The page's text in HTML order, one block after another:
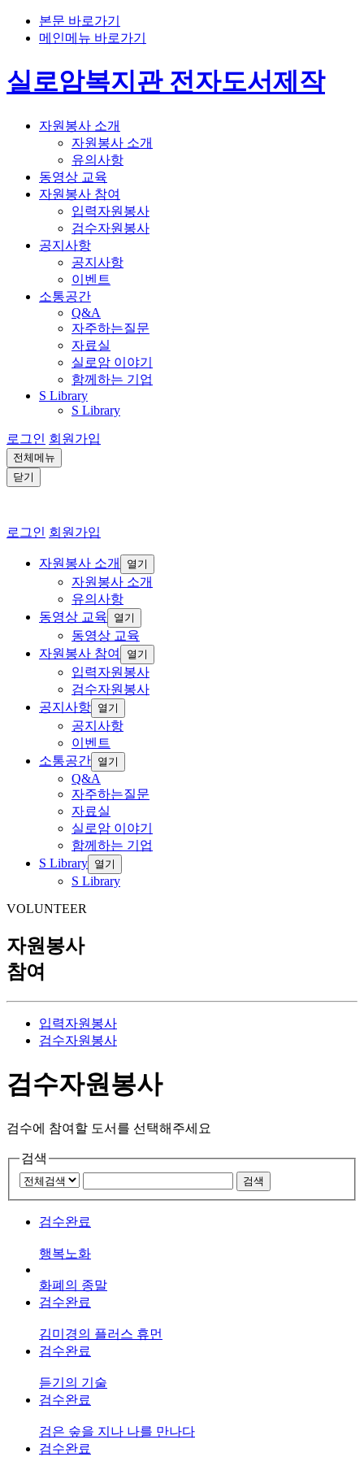
본문 바로가기
메인메뉴 바로가기
실로암복지관 전자도서제작
자원봉사 소개
자원봉사 소개
유의사항
동영상 교육
자원봉사 참여
입력자원봉사
검수자원봉사
공지사항
공지사항
이벤트
소통공간
Q&A
자주하는질문
자료실
실로암 이야기
함께하는 기업
S Library
S Library
로그인 회원가입
전체메뉴
닫기
로그인 회원가입
자원봉사 소개 열기
자원봉사 소개
유의사항
동영상 교육
열기
동영상 교육
자원봉사 참여
열기
입력자원봉사
검수자원봉사
공지사항 열기
공지사항
이벤트
소통공간 열기
Q&A
자주하는질문
자료실
실로암 이야기
함께하는 기업
S Library 열기
S Library
VOLUNTEER
자원봉사
참여
입력자원봉사
검수자원봉사
검수자원봉사
검수에 참여할 도서를 선택해주세요
검색
검수완료
행복노화
화폐의 종말
검수완료
김미경의 플러스 휴먼
검수완료
듣기의 기술
검수완료
검은 숲을 지나 나를 만나다
검수완료